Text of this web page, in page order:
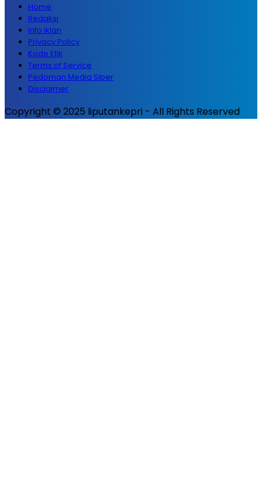
Home
Redaksi
Info iklan
Privacy Policy
Kode Etik
Terms of Service
Pedoman Media Siber
Disclaimer
Copyright © 2025 liputankepri - All Rights Reserved